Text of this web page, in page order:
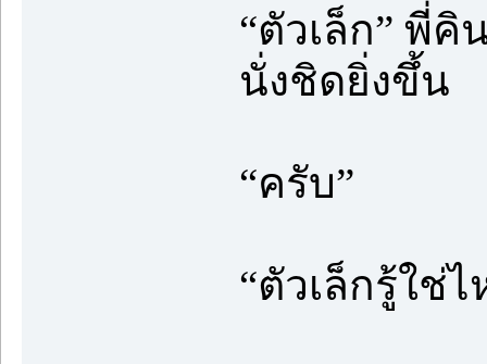
“ตัวเล็ก” พี่
นั่งชิดยิ่งขึ้น
“ครับ”
“ตัวเล็กรู้ใช่